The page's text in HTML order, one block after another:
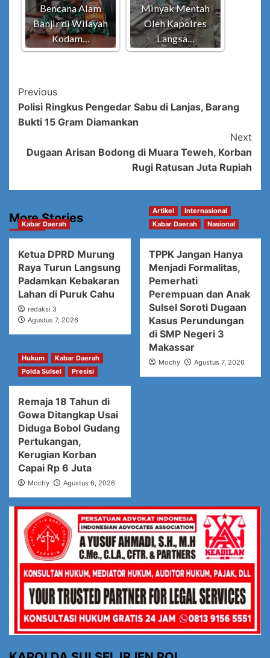
Bencana Alam
Banjir di Wilayah
Kodam…
Minyak Mentah
Oleh Kapolres
Langsa…
Post
Navigation
Previous
Polisi Ringkus Pengedar Sabu di Lanjas, Barang
Bukti 15 Gram Diamankan
Next
Dugaan Arisan Bodong di Muara Teweh, Korban
Rugi Ratusan Juta Rupiah
More Stories
Kabar Daerah
Ketua DPRD Murung
Raya Turun Langsung
Padamkan Kebakaran
Lahan di Puruk Cahu
redaksi 3
Agustus 7, 2026
Artikel
Internasional
Kabar Daerah
Nasional
TPPK Jangan Hanya
Menjadi Formalitas,
Pemerhati
Perempuan dan Anak
Sulsel Soroti Dugaan
Kasus Perundungan
di SMP Negeri 3
Makassar
Mochy Agustus 7, 2026
Hukum
Kabar Daerah
Polda Sulsel
Presisi
Remaja 18 Tahun di
Gowa Ditangkap Usai
Diduga Bobol Gudang
Pertukangan,
Kerugian Korban
Capai Rp 6 Juta
Mochy Agustus 6, 2026